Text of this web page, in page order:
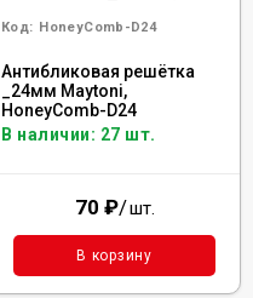
Код: HoneyComb-D24
Антибликовая решётка
_24мм Maytoni,
HoneyComb-D24
В наличии: 27 шт.
70 ₽/шт.
В корзину